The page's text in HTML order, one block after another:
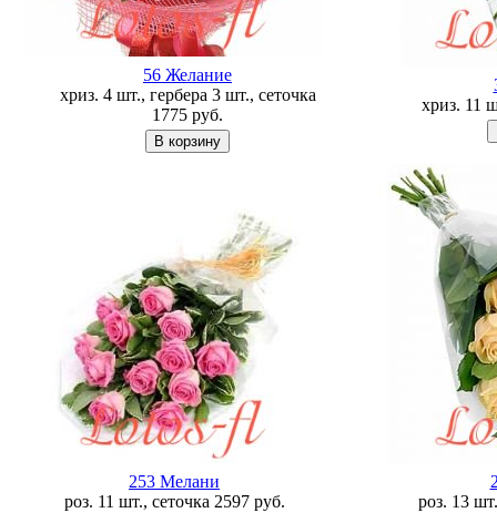
56 Желание
хриз. 4 шт., гербера 3 шт., сеточка
1775 руб.
хриз. 11
253 Мелани
роз. 11 шт., сеточка 2597 руб.
роз. 13